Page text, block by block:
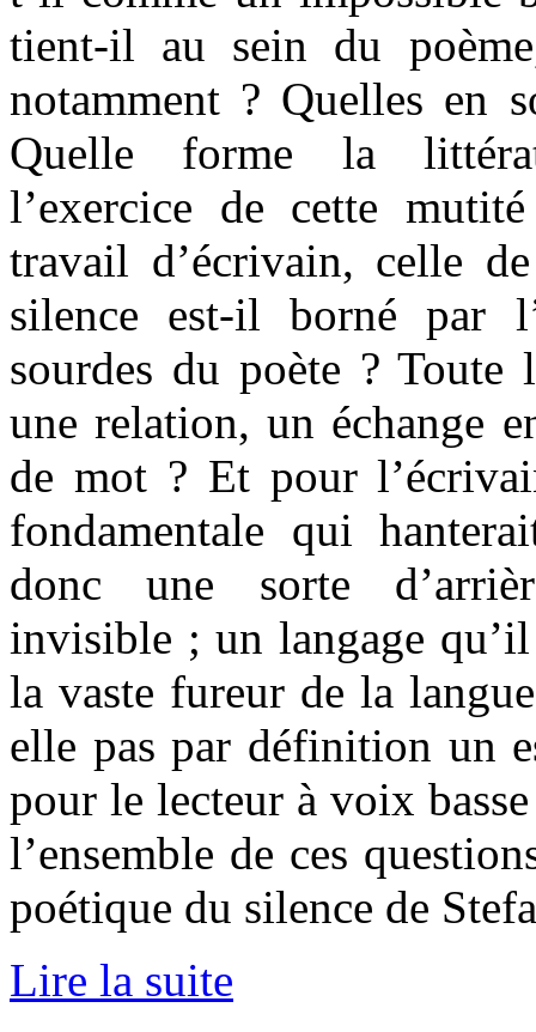
tient-il au sein du
notamment ? Quelles en
Quelle forme la
l’exercice de cette
travail d’écrivain, celle
silence est-il borné par
sourdes du poète ? Toute
une relation, un échange
de mot ? Et pour
fondamentale qui
donc une sorte
invisible ; un langage
la vaste fureur de la
elle pas par définition un
pour le lecteur à voix
l’ensemble de ces
poétique du silence de
Lire la suite